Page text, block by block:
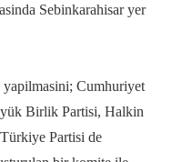
Sebinkarahisar yer
Cumhuriyet
Birlik Partisi, Halkin
Partisi de